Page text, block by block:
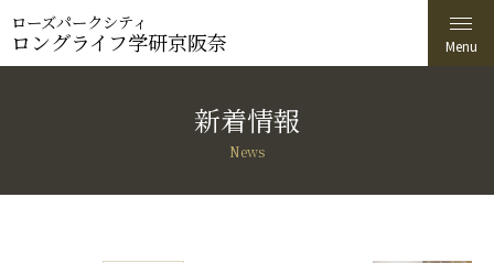
ローズパークシティ
ロングライフ学研京阪奈
新着情報
News